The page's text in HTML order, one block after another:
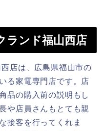
ランド福山西店
店は、広島県福山市の
る家電専門店です。店
品の購入前の説明もし
や店員さんもとても親
接客を行ってくれま